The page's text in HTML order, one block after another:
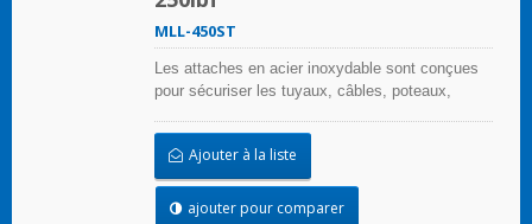
MLL-450ST
Les attaches en acier inoxydable sont conçues
pour sécuriser les tuyaux, câbles, poteaux,
environnementales difficiles peuvent nuire à
l'application de regroupement. Utilisées là où la
corrosion, les vibrations, l'altération, le
rayonnement et les extrêmes de température
Ajouter à la liste
ajouter pour comparer